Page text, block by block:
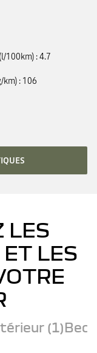
100km) 4.7
km) 106
LES
LES
(1)